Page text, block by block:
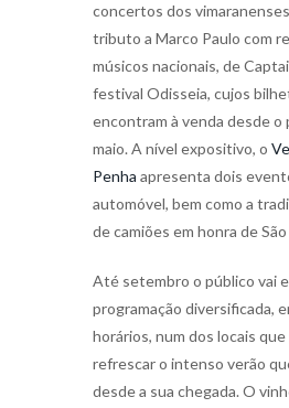
concertos dos
tributo a Marco Paulo com
músicos nacionais, de
festival Odisseia, cujos
encontram à venda desde o
maio. A nível expositivo, o
Penha apresenta dois
automóvel, bem como a
de camiões em honra de
Até setembro o público vai
programação diversificada,
horários, num dos locais
refrescar o intenso verão
desde a sua chegada. O